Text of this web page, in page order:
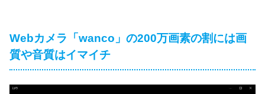
Webカメラ「wanco」の200万画素の割には画
質や音質はイマイチ